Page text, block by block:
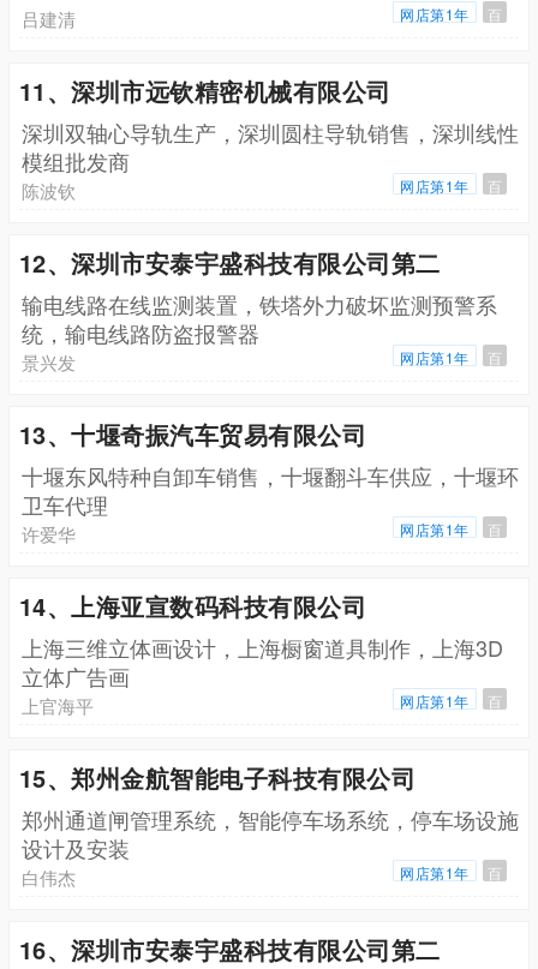
吕建清 网店第1年 百
11、深圳市远钦精密机械有限公司
深圳双轴心导轨生产，深圳圆柱导轨销售，深圳线性
模组批发商
陈波钦 网店第1年 百
12、深圳市安泰宇盛科技有限公司第二
输电线路在线监测装置，铁塔外力破坏监测预警系
统，输电线路防盗报警器
景兴发 网店第1年 百
13、十堰奇振汽车贸易有限公司
十堰东风特种自卸车销售，十堰翻斗车供应，十堰环
卫车代理
许爱华 网店第1年 百
14、上海亚宣数码科技有限公司
上海三维立体画设计，上海橱窗道具制作，上海3D
立体广告画
上官海平 网店第1年 百
15、郑州金航智能电子科技有限公司
郑州通道闸管理系统，智能停车场系统，停车场设施
设计及安装
白伟杰 网店第1年 百
16、深圳市安泰宇盛科技有限公司第二